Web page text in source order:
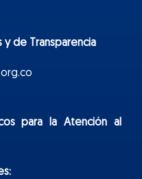
y de Transparencia
para la Atención al